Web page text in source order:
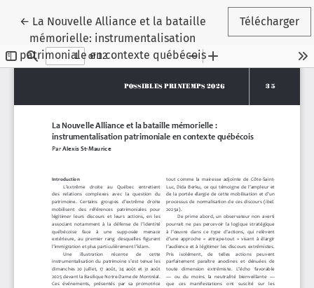
← Retourner aux renseignements sur l'article
La Nouvelle Alliance et la bataille
mémorielle: instrumentalisation
patrimoniale en contexte québécois
Télécharger